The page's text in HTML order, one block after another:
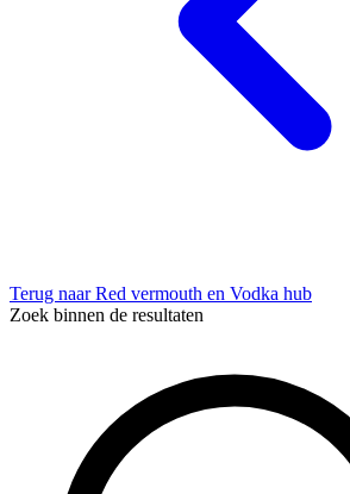
Terug naar Red vermouth en Vodka hub
Zoek binnen de resultaten